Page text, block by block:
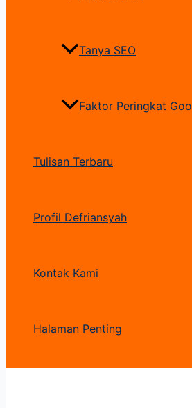
Tanya SEO
Faktor Peringkat
Tulisan Terbaru
Profil Defriansyah
Kontak Kami
Halaman Penting